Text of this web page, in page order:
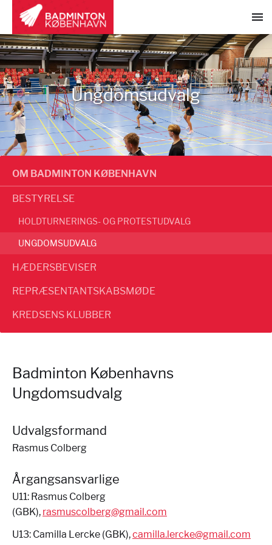
Ungdomsudvalg
OM BADMINTON KØBENHAVN
BESTYRELSE
HOLDTURNERINGS- OG PROTESTUDVALG
UNGDOMSUDVALG
HÆDERSBEVISER
REPRÆSENTANTSKABSMØDE
KREDSENS KLUBBER
Badminton Københavns
Ungdomsudvalg
Udvalgsformand
Rasmus Colberg
Årgangsansvarlige
U11: Rasmus Colberg
(GBK), rasmuscolberg@gmail.com
U13: Camilla Lercke (GBK),camilla.lercke@gmail.com